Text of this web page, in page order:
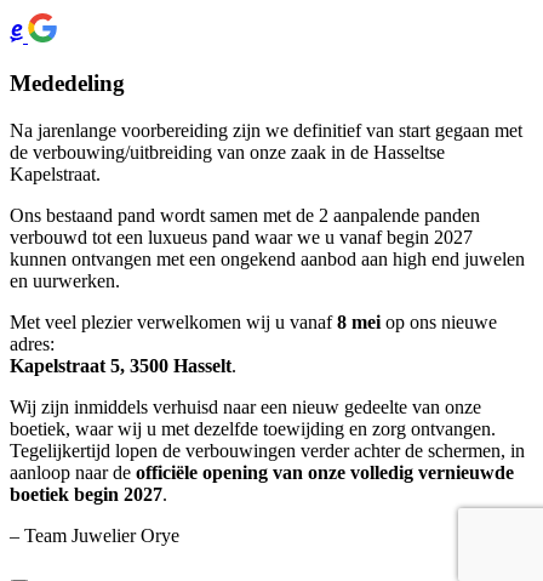
Mededeling
Na jarenlange voorbereiding zijn we definitief van start gegaan met
de verbouwing/uitbreiding van onze zaak in de Hasseltse
Kapelstraat.
Ons bestaand pand wordt samen met de 2 aanpalende panden
verbouwd tot een luxueus pand waar we u vanaf begin 2027
kunnen ontvangen met een ongekend aanbod aan high end juwelen
en uurwerken.
Met veel plezier verwelkomen wij u vanaf8 mei op ons nieuwe
adres:
Kapelstraat 5, 3500 Hasselt.
Wij zijn inmiddels verhuisd naar een nieuw gedeelte van onze
boetiek, waar wij u met dezelfde toewijding en zorg ontvangen.
Tegelijkertijd lopen de verbouwingen verder achter de schermen, in
aanloop naar de officiële opening van onze volledig vernieuwde
boetiek begin 2027.
– Team Juwelier Orye